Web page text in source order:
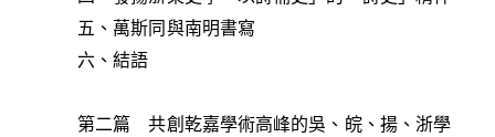
五、萬斯同與南明書寫
六、結語
第二篇 共創乾嘉學術高峰的吳、皖、揚、浙學